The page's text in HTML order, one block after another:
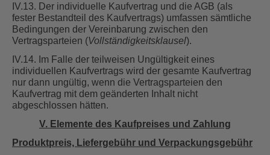
IV.13. Der individuelle Kaufvertrag und die AGB (als
fester Bestandteil des Kaufvertrags) umfassen sämtliche
Bedingungen der Vereinbarung zwischen den
Vertragsparteien (Vollständigkeitsklausel).
IV.14. Im Falle der teilweisen Ungültigkeit eines
individuellen Kaufvertrags wird der gesamte Kaufvertrag
nur dann ungültig, wenn die Vertragsparteien den
Kaufvertrag mit dem geänderten Inhalt nicht
abgeschlossen hätten.
V. Elemente des Kaufpreises und Zahlung
Produktpreis, Liefergebühr und Verpackungsgebühr